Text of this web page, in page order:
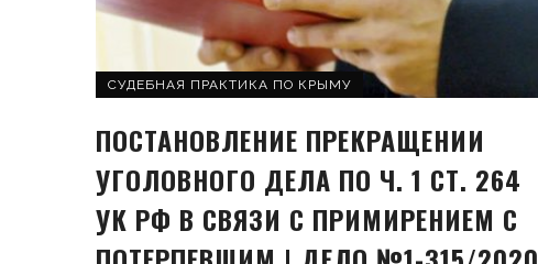
СУДЕБНАЯ ПРАКТИКА ПО КРЫМУ
ПОСТАНОВЛЕНИЕ ПРЕКРАЩЕНИИ
УГОЛОВНОГО ДЕЛА ПО Ч. 1 СТ. 264
УК РФ В СВЯЗИ С ПРИМИРЕНИЕМ С